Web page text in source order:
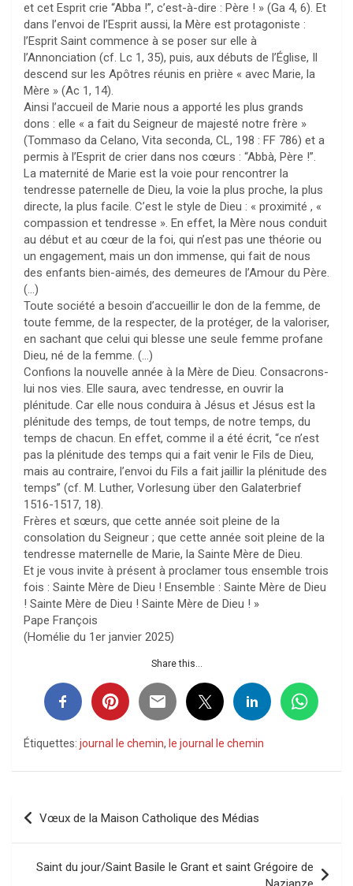
et cet Esprit crie “Abba !”, c’est-à-dire : Père ! » (Ga 4, 6). Et
dans l’envoi de l’Esprit aussi, la Mère est protagoniste :
l’Esprit Saint commence à se poser sur elle à
l’Annonciation (cf. Lc 1, 35), puis, aux débuts de l’Église, Il
descend sur les Apôtres réunis en prière « avec Marie, la
Mère » (Ac 1, 14).
Ainsi l’accueil de Marie nous a apporté les plus grands
dons : elle « a fait du Seigneur de majesté notre frère »
(Tommaso da Celano, Vita seconda, CL, 198 : FF 786) et a
permis à l’Esprit de crier dans nos cœurs : “Abbà, Père !”.
La maternité de Marie est la voie pour rencontrer la
tendresse paternelle de Dieu, la voie la plus proche, la plus
directe, la plus facile. C’est le style de Dieu : « proximité , «
compassion et tendresse ». En effet, la Mère nous conduit
au début et au cœur de la foi, qui n’est pas une théorie ou
un engagement, mais un don immense, qui fait de nous
des enfants bien-aimés, des demeures de l’Amour du Père.
(…)
Toute société a besoin d’accueillir le don de la femme, de
toute femme, de la respecter, de la protéger, de la valoriser,
en sachant que celui qui blesse une seule femme profane
Dieu, né de la femme. (…)
Confions la nouvelle année à la Mère de Dieu. Consacrons-
lui nos vies. Elle saura, avec tendresse, en ouvrir la
plénitude. Car elle nous conduira à Jésus et Jésus est la
plénitude des temps, de tout temps, de notre temps, du
temps de chacun. En effet, comme il a été écrit, “ce n’est
pas la plénitude des temps qui a fait venir le Fils de Dieu,
mais au contraire, l’envoi du Fils a fait jaillir la plénitude des
temps” (cf. M. Luther, Vorlesung über den Galaterbrief
1516-1517, 18).
Frères et sœurs, que cette année soit pleine de la
consolation du Seigneur ; que cette année soit pleine de la
tendresse maternelle de Marie, la Sainte Mère de Dieu.
Et je vous invite à présent à proclamer tous ensemble trois
fois : Sainte Mère de Dieu ! Ensemble : Sainte Mère de Dieu
! Sainte Mère de Dieu ! Sainte Mère de Dieu ! »
Pape François
(Homélie du 1er janvier 2025)
Share this...
Étiquettes: journal le chemin, le journal le chemin
Navigation
de
l’article
Vœux de la Maison Catholique des Médias
Saint du jour/Saint Basile le Grant et saint Grégoire de